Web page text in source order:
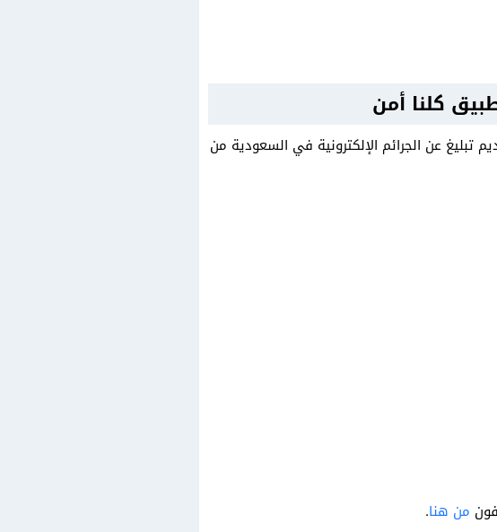
كلنا أمن
تبليغ عن الجرائم الإلكترونية في السعودية من
من هنا.